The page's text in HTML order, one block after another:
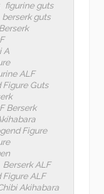
figurine guts
berserk guts
A
ALF
Figure Guts
Berserk
Figure
Berserk ALF
ALF
Akihabara